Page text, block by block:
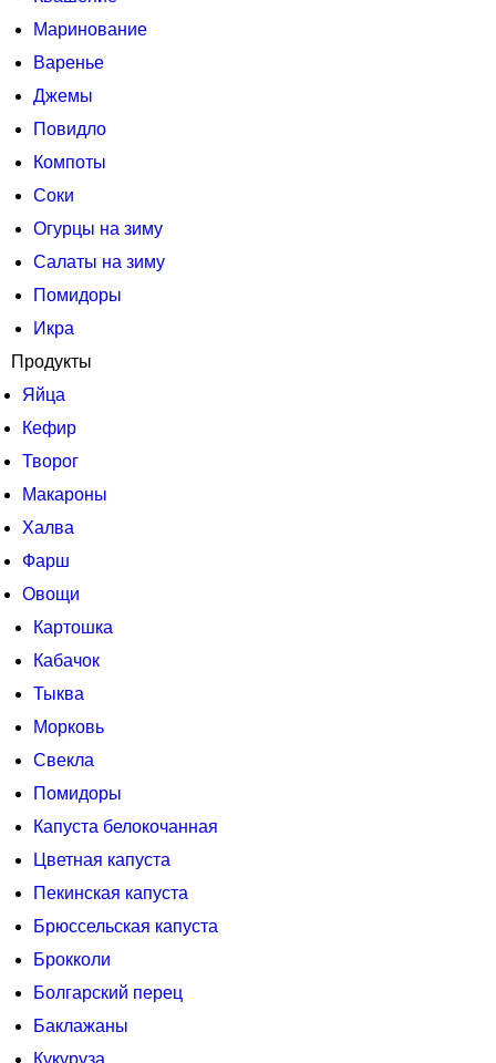
Маринование
Варенье
Джемы
Повидло
Компоты
Соки
Огурцы на зиму
Салаты на зиму
Помидоры
Икра
Продукты
Яйца
Кефир
Творог
Макароны
Халва
Фарш
Овощи
Картошка
Кабачок
Тыква
Морковь
Свекла
Помидоры
Капуста белокочанная
Цветная капуста
Пекинская капуста
Брюссельская капуста
Брокколи
Болгарский перец
Баклажаны
Кукуруза